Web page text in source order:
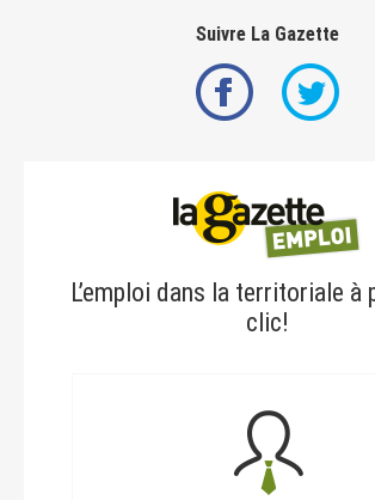
Suivre La Gazette
L’emploi dans la territoriale à
clic!